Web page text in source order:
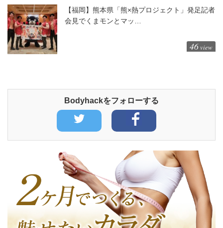
【福岡】熊本県「熊×熱プロジェクト」発足記者
会見でくまモンとマッ…
46 view
Bodyhackをフォローする